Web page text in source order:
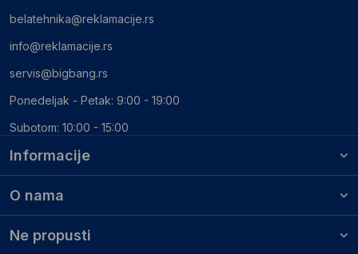
Informacije
O nama
Ne propusti
belatehnika@reklamacije.rs
info@reklamacije.rs
servis@bigbang.rs
Ponedeljak - Petak: 9:00 - 19:00
Subotom: 10:00 - 15:00